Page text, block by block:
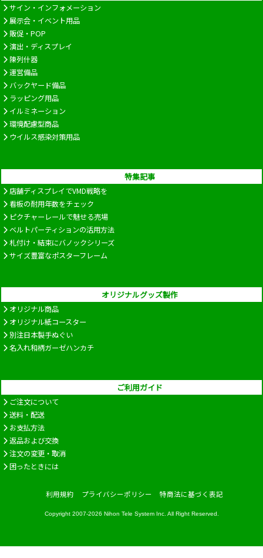
サイン・インフォメーション
展示会・イベント用品
販促・POP
演出・ディスプレイ
陳列什器
運営備品
バックヤード備品
ラッピング用品
イルミネーション
環境配慮型商品
ウイルス感染対策用品
特集記事
店舗ディスプレイでVMD戦略を
看板の耐用年数をチェック
ピクチャーレールで魅せる売場
ベルトパーティションの活用方法
札付け・結束にバノックシリーズ
サイズ豊富なポスターフレーム
オリジナルグッズ製作
オリジナル商品
オリジナル紙コースター
別注日本製手ぬぐい
名入れ和柄ガーゼハンカチ
ご利用ガイド
ご注文について
送料・配送
お支払方法
返品および交換
注文の変更・取消
困ったときには
利用規約 プライバシーポリシー 特商法に基づく表記
Copyright 2007-2026 Nihon Tele System Inc. All Right Reserved.